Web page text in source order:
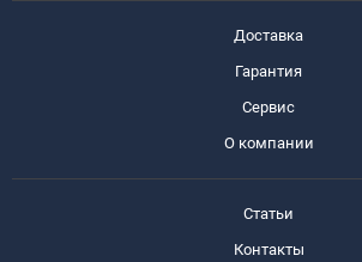
Доставка
Гарантия
Сервис
О компании
Статьи
Контакты